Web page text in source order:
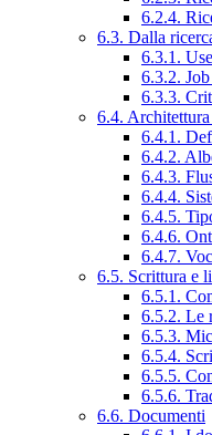
6.2.4.
6.3. Dalla
6.3.1.
6.3.2.
6.3.3.
6.4.
6.4.1.
6.4.2.
6.4.3.
6.4.4.
6.4.5.
6.4.6.
6.4.7.
6.5. Scrittura e
6.5.1.
6.5.2. Le
6.5.3.
6.5.4.
6.5.5.
6.5.6.
6.6. Documenti